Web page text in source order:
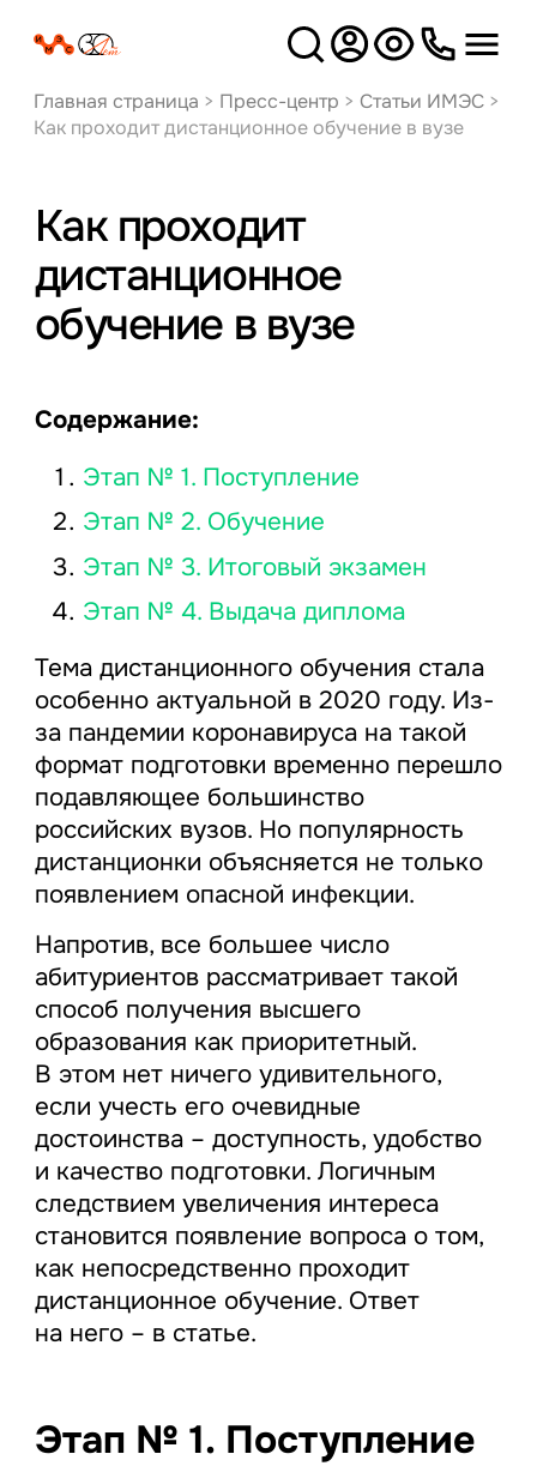
Версия
для слабовидящих
Главная страница > Пресс-центр > Статьи ИМЭС>
Как проходит дистанционное обучение в вузе
Как проходит
дистанционное
обучение в вузе
Содержание:
Этап № 1. Поступление
Этап № 2. Обучение
Этап № 3. Итоговый экзамен
Этап № 4. Выдача диплома
Тема дистанционного обучения стала
особенно актуальной в 2020 году. Из-
за пандемии коронавируса на такой
формат подготовки временно перешло
подавляющее большинство
российских вузов. Но популярность
дистанционки объясняется не только
появлением опасной инфекции.
Напротив, все большее число
абитуриентов рассматривает такой
способ получения высшего
образования как приоритетный.
В этом нет ничего удивительного,
если учесть его очевидные
достоинства – доступность, удобство
и качество подготовки. Логичным
следствием увеличения интереса
становится появление вопроса о том,
как непосредственно проходит
дистанционное обучение. Ответ
на него – в статье.
Этап № 1. Поступление